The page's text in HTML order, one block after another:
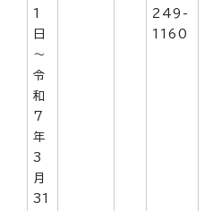
1
日
～
令
和
7
年
3
月
31
249-
1160